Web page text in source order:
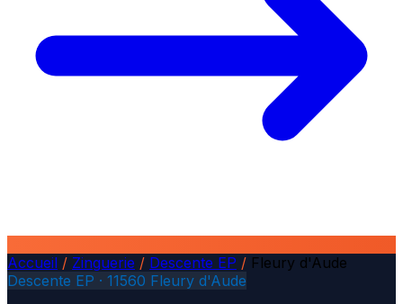
Accueil / Zinguerie / Descente EP / Fleury d'Aude
Descente EP · 11560 Fleury d'Aude